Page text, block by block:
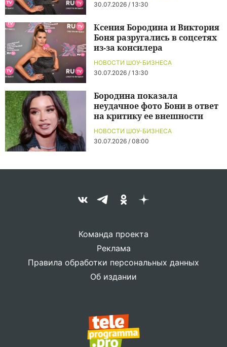
30.07.2026 / 13:30
НОВОСТИ ШОУ-БИЗНЕСА
30.07.2026 / 13:30
Ксения Бородина и Виктория
Боня разругались в соцсетях
из-за консилера
НОВОСТИ ШОУ-БИЗНЕСА
30.07.2026 / 08:00
Бородина показала
неудачное фото Бони в ответ
на критику ее внешности
Команда проекта
Реклама
Правила обработки персональных данных
Об издании